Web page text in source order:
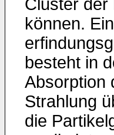
Cluster der
können.
besteht in
Absorption
Strahlung
die